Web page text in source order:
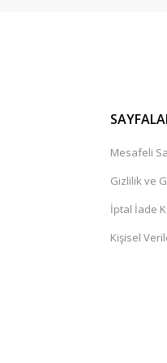
Mesafeli
Gizlilik ve
İptal İade
Kişisel